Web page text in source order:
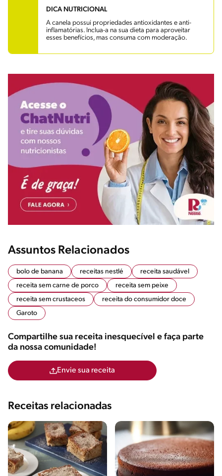
DICA NUTRICIONAL
A canela possui propriedades antioxidantes e anti-
inflamatórias. Inclua-a na sua dieta para aproveitar
esses benefícios, mas consuma com moderação.
Assuntos Relacionados
bolo de banana receitas nestlé
receita saudável
receita sem carne de porco
receita sem peixe
receita sem crustaceos
receita do consumidor doce
Garoto
Compartilhe sua receita inesquecível e faça parte
da nossa comunidade!
Envie sua receita
Receitas relacionadas